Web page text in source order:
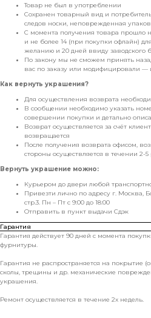
Товар не был в употреблении
Сохранен товарный вид и
следов носки, неповрежденная
С момента получения товара прошло
и не более 14 (при покупки офлайн)
желанию и 20 дней ввиду заводского
По закону мы не сможем принять
вас по заказу или модифицировали —
Как вернуть украшения?
Для осуществления возврата
В сообщении необходимо указать
совершении покупки и детально
Возврат осуществляется за счёт
возвращается
После получения возврата офисом,
стороны осуществляется в течении 2-
Вернуть украшение можно:
Курьером до двери любой
Привезти лично по адресу г. Москва,
стр.3. Пн – Пт с 9:00 до 18:00
Отправить в пункт выдачи Сдэк
Гарантия
Гарантия действует 90 дней с момента
фурнитуры.
Гарантия не распространяется на покрытие
сколы, трещины и др. механические
украшения.
Ремонт осуществляется в течение 2х недель.